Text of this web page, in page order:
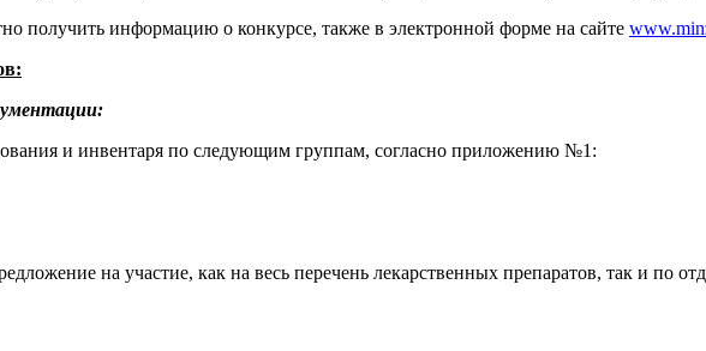
получить информацию о конкурсе, также в электронной форме на сайте
и инвентаря по следующим группам, согласно приложению №1:
на участие, как на весь перечень лекарственных препаратов, так и по